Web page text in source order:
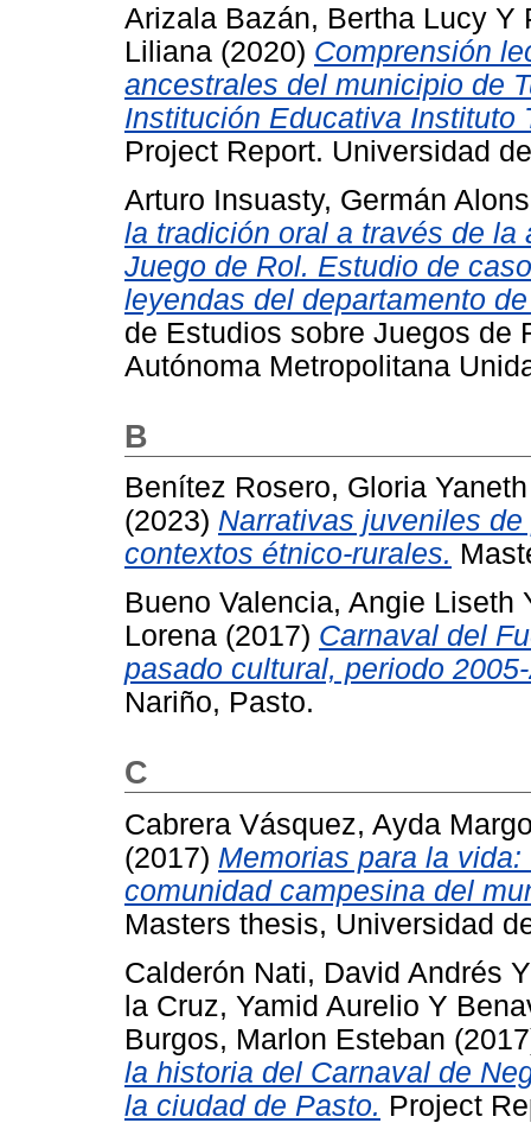
Arizala Bazán, Bertha Lucy Y
Liliana (2020) Comprensión
ancestrales del municipio de
Institución Educativa Instituto
Project Report. Universidad
Arturo Insuasty, Germán
la tradición oral a través de
Juego de Rol. Estudio de
leyendas del departamento
de Estudios sobre Juegos de
Autónoma Metropolitana
B
Benítez Rosero, Gloria Yaneth
(2023) Narrativas juveniles
contextos étnico-rurales.
Bueno Valencia, Angie Liseth
Lorena (2017) Carnaval del
pasado cultural, periodo
Nariño, Pasto.
C
Cabrera Vásquez, Ayda
(2017) Memorias para la
comunidad campesina del
Masters thesis, Universidad
Calderón Nati, David Andrés
la Cruz, Yamid Aurelio Y
Burgos, Marlon Esteban
la historia del Carnaval de
la ciudad de Pasto. Project